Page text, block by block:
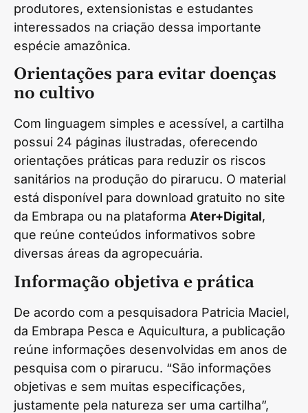
produtores, extensionistas e estudantes
interessados na criação dessa importante
espécie amazônica.
Orientações para evitar doenças
no cultivo
Com linguagem simples e acessível, a cartilha
possui 24 páginas ilustradas, oferecendo
orientações práticas para reduzir os riscos
sanitários na produção do pirarucu. O material
está disponível para download gratuito no site
da Embrapa ou na plataforma Ater+Digital,
que reúne conteúdos informativos sobre
diversas áreas da agropecuária.
Informação objetiva e prática
De acordo com a pesquisadora Patricia Maciel,
da Embrapa Pesca e Aquicultura, a publicação
reúne informações desenvolvidas em anos de
pesquisa com o pirarucu. “São informações
objetivas e sem muitas especificações,
justamente pela natureza ser uma cartilha”,